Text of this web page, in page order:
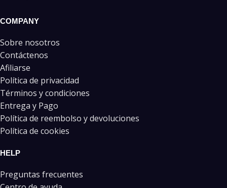
COMPANY
Sobre nosotros
Contáctenos
Afiliarse
Política de privacidad
Términos y condiciones
Entrega y Pago
Política de reembolso y devoluciones
Política de cookies
HELP
Preguntas frecuentes